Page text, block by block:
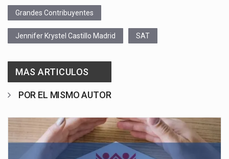
Grandes Contribuyentes
Jennifer Krystel Castillo Madrid SAT
MAS ARTICULOS
POR EL MISMO AUTOR